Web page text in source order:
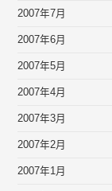
2007年7月
2007年6月
2007年5月
2007年4月
2007年3月
2007年2月
2007年1月